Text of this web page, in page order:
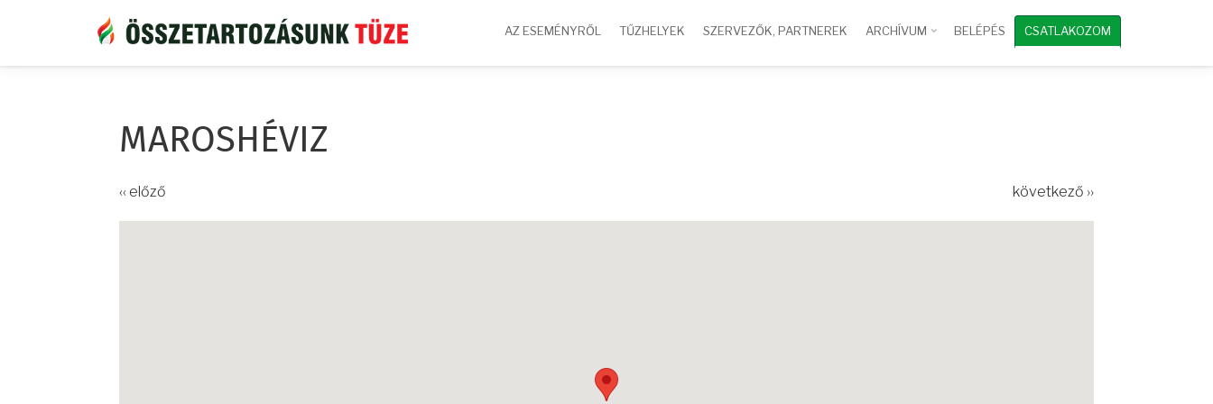
AZ ESEMÉNYRŐL TŰZHELYEK SZERVEZŐK, PARTNEREK ARCHÍVUM BELÉPÉS CSATLAKOZOM
MAROSHÉVIZ
‹‹ előző következő ››